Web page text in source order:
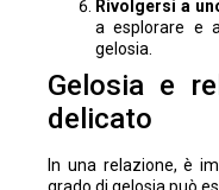
Rivolgersi a
a esplorare e
gelosia.
Gelosia e
delicato
In una relazione, è